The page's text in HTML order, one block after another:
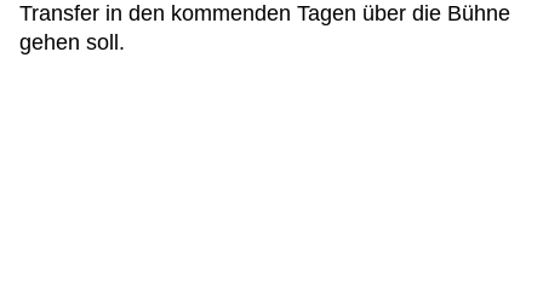
Transfer in den kommenden Tagen über die Bühne
gehen soll.